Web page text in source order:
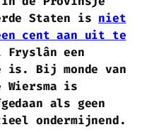
Staten is niet
cent aan uit te
Fryslân een
is. Bij monde van
Wiersma is
als geen
ondermijnend.